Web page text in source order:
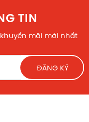
TIN
mãi mới nhất
ĐĂNG KÝ